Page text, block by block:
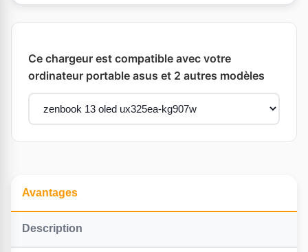
Ce chargeur est compatible avec votre
ordinateur portable asus et 2 autres modèles
Avantages
Description